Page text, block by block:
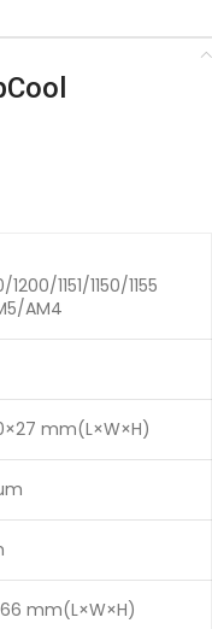
1200/1151/1150/1155
AM4
mm(L×W×H)
mm(L×W×H)